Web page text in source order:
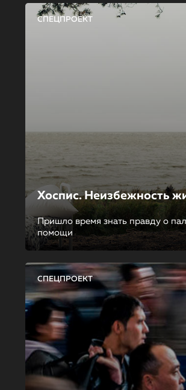
СПЕЦПРОЕКТ
Хоспис. Неизбежность
Пришло время знать правду о
помощи
СПЕЦПРОЕКТ